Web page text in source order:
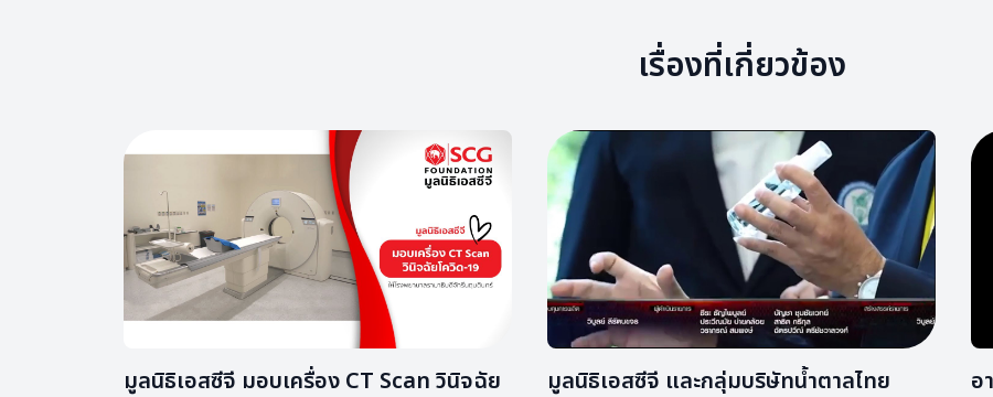
เรื่องที่เกี่ยวข้อง
มูลนิธิเอสซีจี มอบเครื่อง CT Scan วินิจฉัย
มูลนิธิเอสซีจี และกลุ่มบริษัทน้ำตาลไทย
อ